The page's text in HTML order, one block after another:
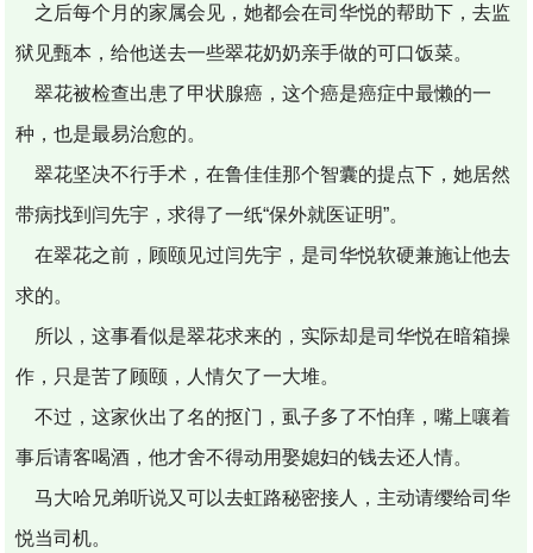
之后每个月的家属会见，她都会在司华悦的帮助下，去监
狱见甄本，给他送去一些翠花奶奶亲手做的可口饭菜。
翠花被检查出患了甲状腺癌，这个癌是癌症中最懒的一
种，也是最易治愈的。
翠花坚决不行手术，在鲁佳佳那个智囊的提点下，她居然
带病找到闫先宇，求得了一纸“保外就医证明”。
在翠花之前，顾颐见过闫先宇，是司华悦软硬兼施让他去
求的。
所以，这事看似是翠花求来的，实际却是司华悦在暗箱操
作，只是苦了顾颐，人情欠了一大堆。
不过，这家伙出了名的抠门，虱子多了不怕痒，嘴上嚷着
事后请客喝酒，他才舍不得动用娶媳妇的钱去还人情。
马大哈兄弟听说又可以去虹路秘密接人，主动请缨给司华
悦当司机。